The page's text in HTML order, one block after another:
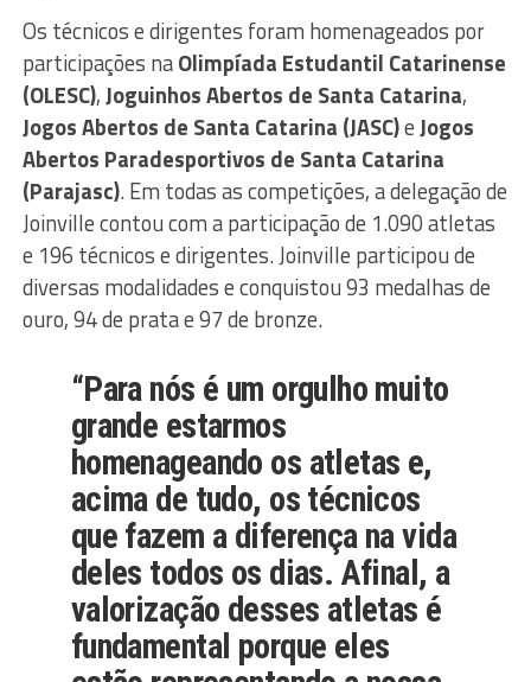
Os técnicos e dirigentes foram homenageados por
participações naOlimpíada Estudantil Catarinense
(OLESC),Joguinhos Abertos de Santa Catarina,
Jogos Abertos de Santa Catarina (JASC)eJogos
Abertos Paradesportivos de Santa Catarina
(Parajasc). Em todas as competições, a delegação de
Joinville contou com a participação de 1.090 atletas
e 196 técnicos e dirigentes. Joinville participou de
diversas modalidades e conquistou 93 medalhas de
ouro, 94 de prata e 97 de bronze.
“Para nós é um orgulho muito
grande estarmos
homenageando os atletas e,
acima de tudo, os técnicos
que fazem a diferença na vida
deles todos os dias. Afinal, a
valorização desses atletas é
fundamental porque eles